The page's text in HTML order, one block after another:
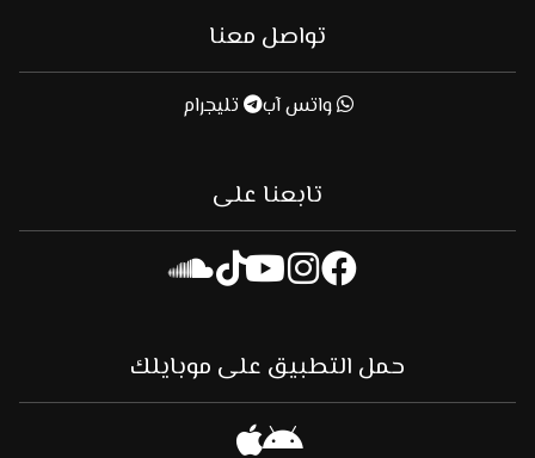
تواصل معنا
واتس آب تليجرام
تابعنا على
حمل التطبيق على موبايلك